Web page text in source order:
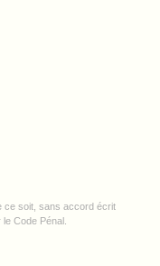
ce soit, sans accord écrit
Code Pénal.